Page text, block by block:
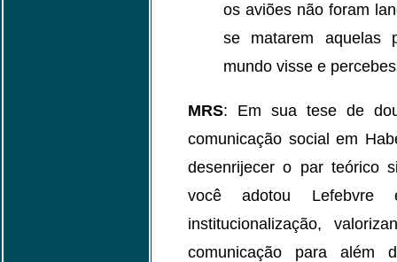
os aviões não foram
se matarem aquelas
mundo visse e
MRS: Em sua tese de
comunicação social em
desenrijecer o par teórico
você adotou
institucionalização,
comunicação para além